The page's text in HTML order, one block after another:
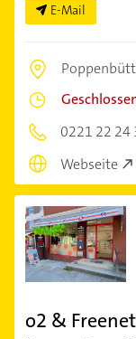
E-Mail
0221 22 24
Webseite
o2 &